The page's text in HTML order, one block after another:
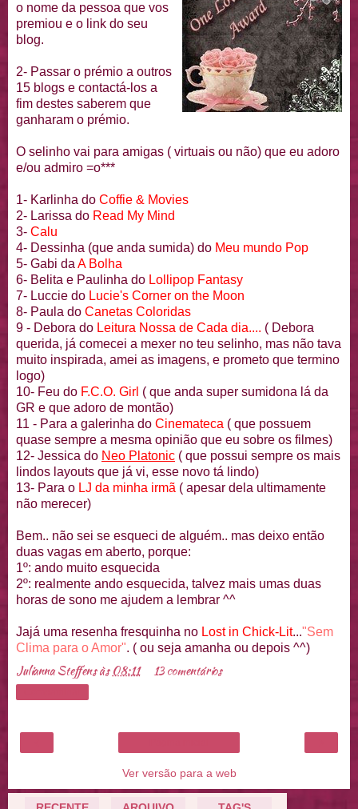
o nome da pessoa que vos
premiou e o link do seu
blog.
2- Passar o prémio a outros
15 blogs e contactá-los a
fim destes saberem que
ganharam o prémio.
O selinho vai para amigas ( virtuais ou não) que eu adoro
e/ou admiro =o***
1- Karlinha do Coffie & Movies
2- Larissa do Read My Mind
3- Calu
4- Dessinha (que anda sumida) do Meu mundo Pop
5- Gabi daA Bolha
6- Belita e Paulinha do Lollipop Fantasy
7- Luccie do Lucie's Corner on the Moon
8- Paula do Canetas Coloridas
9 - Debora do Leitura Nossa de Cada dia.... ( Debora
querida, já comecei a mexer no teu selinho, mas não tava
muito inspirada, amei as imagens, e prometo que termino
logo)
10- Feu do F.C.O. Girl ( que anda super sumidona lá da
GR e que adoro de montão)
11 - Para a galerinha do Cinemateca ( que possuem
quase sempre a mesma opinião que eu sobre os filmes)
12- Jessica do Neo Platonic ( que possui sempre os mais
lindos layouts que já vi, esse novo tá lindo)
13- Para o LJ da minha irmã ( apesar dela ultimamente
não merecer)
Bem.. não sei se esqueci de alguém.. mas deixo então
duas vagas em aberto, porque:
1º: ando muito esquecida
2º: realmente ando esquecida, talvez mais umas duas
horas de sono me ajudem a lembrar ^^
Jajá uma resenha fresquinha no Lost in Chick-Lit..."Sem
Clima para o Amor". ( ou seja amanha ou depois ^^)
Julianna Steffensàs08:11 13 comentários
Ver versão para a web